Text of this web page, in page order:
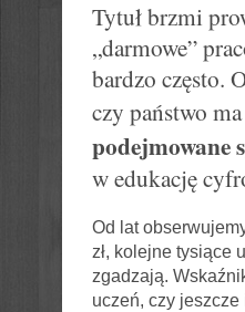
Tytuł brzmi
„darmowe”
bardzo często.
czy państwo
podejmowane
w edukację
Od lat
zł, kolejne tysiące
zgadzają.
uczeń, czy jeszcze